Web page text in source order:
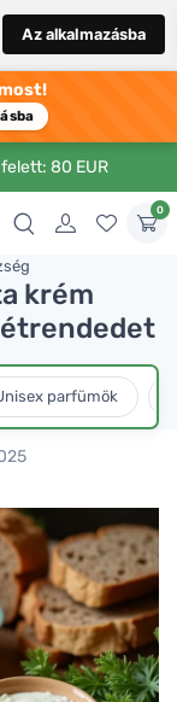
Az alkalmazásba
80 EUR
0
krém
parfümök